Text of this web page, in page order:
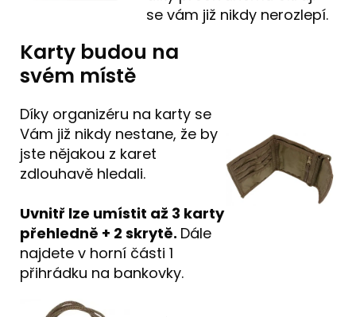
se vám již nikdy nerozlepí.
Karty budou na
svém místě
Díky organizéru na karty se
Vám již nikdy nestane, že by
jste nějakou z karet
zdlouhavě hledali.
Uvnitř lze umístit až 3 karty
přehledně + 2 skrytě. Dále
najdete v horní části 1
přihrádku na bankovky.